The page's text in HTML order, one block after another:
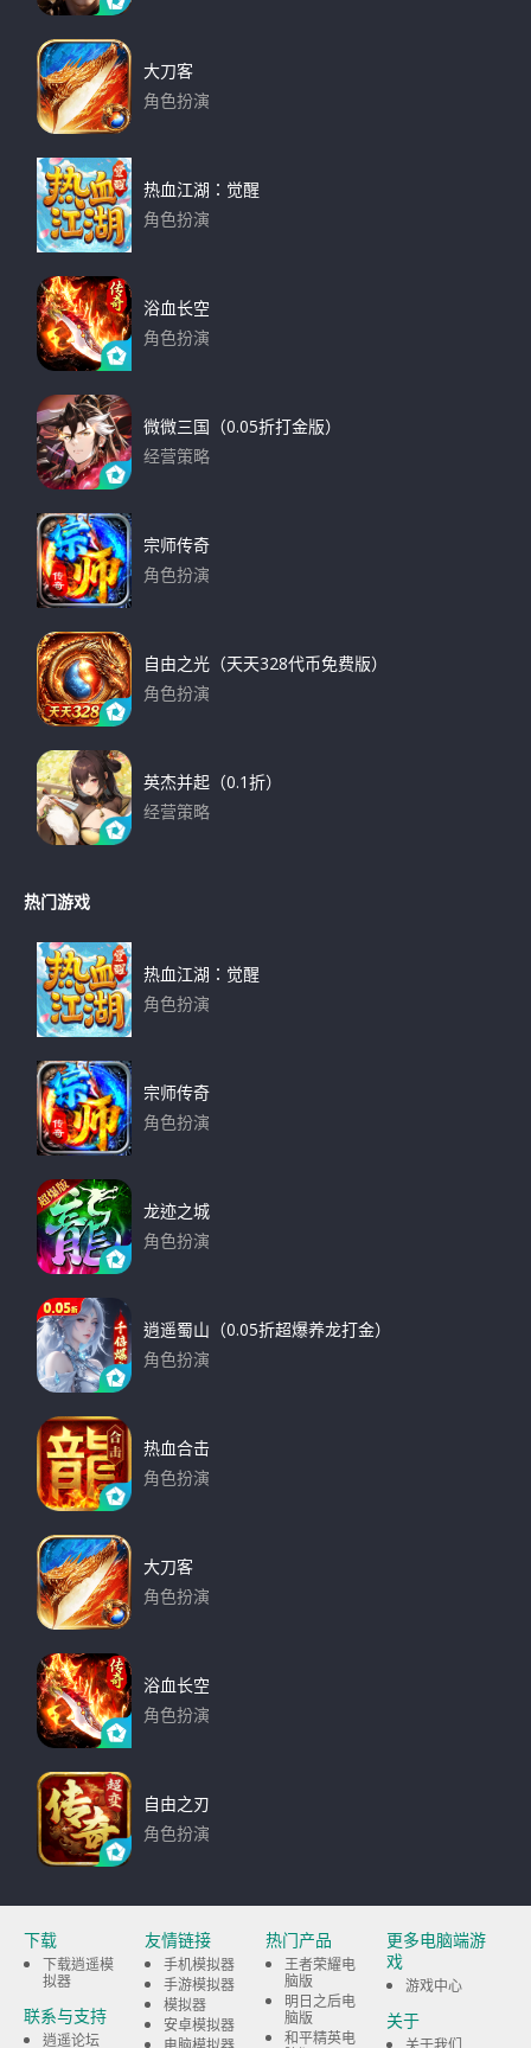
大刀客
角色扮演
热血江湖：觉醒
角色扮演
浴血长空
角色扮演
微微三国（0.05折打金版）
经营策略
宗师传奇
角色扮演
自由之光（天天328代币免费版）
角色扮演
英杰并起（0.1折）
经营策略
热门游戏
热血江湖：觉醒
角色扮演
宗师传奇
角色扮演
龙迹之城
角色扮演
逍遥蜀山（0.05折超爆养龙打金）
角色扮演
热血合击
角色扮演
大刀客
角色扮演
浴血长空
角色扮演
自由之刃
角色扮演
下载
下载逍遥模
拟器
联系与支持
逍遥论坛
友情链接
手机模拟器
手游模拟器
模拟器
安卓模拟器
热门产品
王者荣耀电
脑版
明日之后电
脑版
和平精英电
更多电脑端游
戏
游戏中心
关于